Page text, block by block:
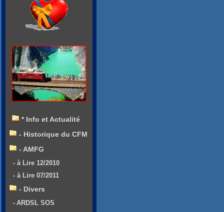
* Info et Actualité
- Historique du CFM
- AMFG
- à Lire 12/2010
- à Lire 07/2011
- Divers
- ARDSL SOS